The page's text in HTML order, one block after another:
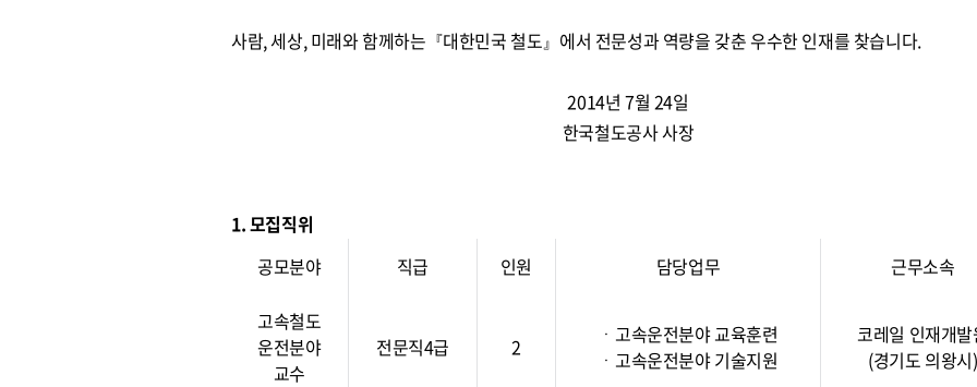
사람, 세상, 미래와 함께하는『대한민국 철도』에서 전문성과 역량을 갖춘 우수한 인재를 찾습니다.
2014년 7월 24일
한국철도공사 사장
1. 모집직위
공모분야
직급 인원 담당업무 근무소속
고속철도
운전분야
교수
전문직4급 2
ㆍ고속운전분야 교육훈련
ㆍ고속운전분야 기술지원
코레일 인재개발
(경기도 의왕시)